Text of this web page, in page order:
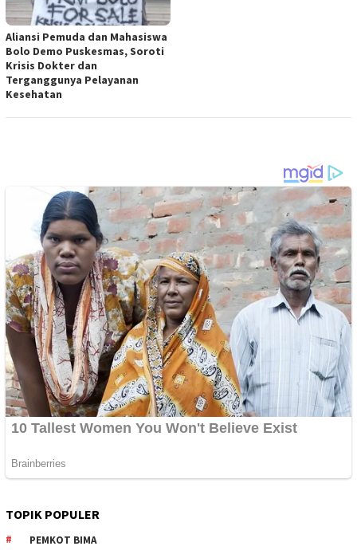
Aliansi Pemuda dan Mahasiswa
Bolo Demo Puskesmas, Soroti
Krisis Dokter dan
Terganggunya Pelayanan
Kesehatan
TOPIK POPULER
PEMKOT BIMA